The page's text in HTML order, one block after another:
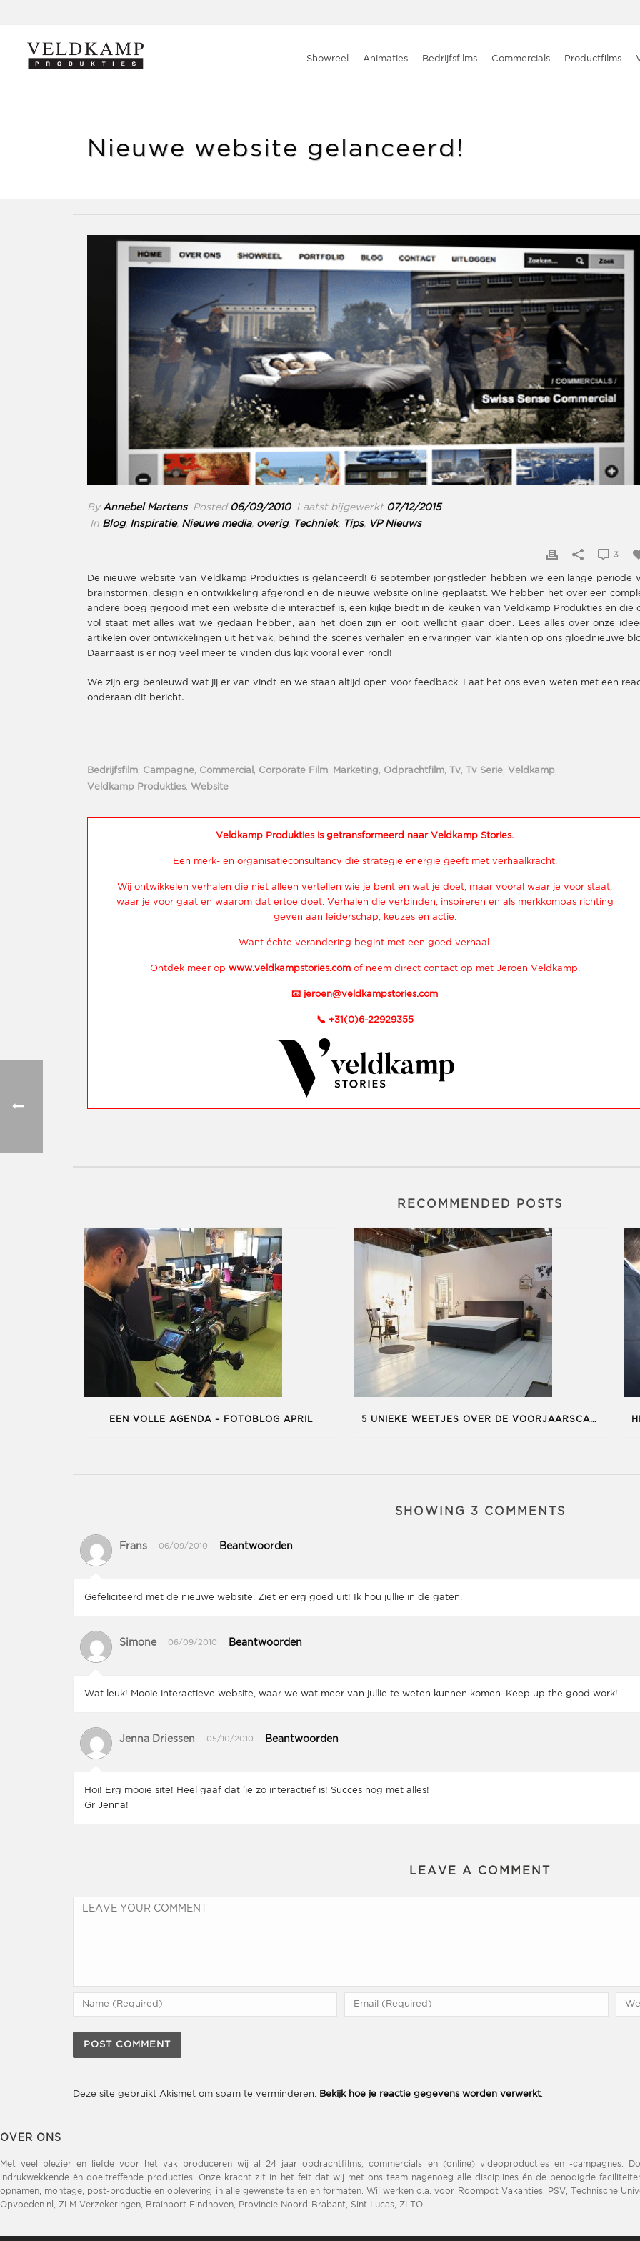
Showreel Animaties Bedrijfsfilms Commercials Productfilms
Nieuwe website gelanceerd!
By Annebel Martens Posted 06/09/2010Laatst bijgewerkt 07/12/2015
In Blog, Inspiratie, Nieuwe media, overig, Techniek, Tips, VP Nieuws
3
De nieuwe website van Veldkamp Produkties is gelanceerd! 6 september jongstleden hebben we een lange periode
brainstormen, design en ontwikkeling afgerond en de nieuwe website online geplaatst. We hebben het over een
andere boeg gegooid met een website die interactief is, een kijkje biedt in de keuken van Veldkamp Produkties en die
vol staat met alles wat we gedaan hebben, aan het doen zijn en ooit wellicht gaan doen. Lees alles over onze
artikelen over ontwikkelingen uit het vak, behind the scenes verhalen en ervaringen van klanten op ons gloednieuwe
Daarnaast is er nog veel meer te vinden dus kijk vooral even rond!
We zijn erg benieuwd wat jij er van vindt en we staan altijd open voor feedback. Laat het ons even weten met een
onderaan dit bericht.
Bedrijfsfilm Campagne Commercial Corporate Film Marketing Odprachtfilm Tv Tv Serie Veldkamp
Veldkamp Produkties Website
Veldkamp Produkties is getransformeerd naar Veldkamp Stories.
Een merk- en organisatieconsultancy die strategie energie geeft met verhaalkracht.
Wij ontwikkelen verhalen die niet alleen vertellen wie je bent en wat je doet, maar vooral waar je voor staat,
waar je voor gaat en waarom dat ertoe doet. Verhalen die verbinden, inspireren en als merkkompas richting
geven aan leiderschap, keuzes en actie.
Want échte verandering begint met een goed verhaal.
Ontdek meer op www.veldkampstories.comof neem direct contact op met Jeroen Veldkamp.
📧 jeroen@veldkampstories.com
📞 +31(0)6-22929355
RECOMMENDED POSTS
EEN VOLLE AGENDA – FOTOBLOG APRIL 5 UNIEKE WEETJES OVER DE VOORJAARSCAMPAGNE VAN SWISS SENSE
SHOWING 3 COMMENTS
Frans 06/09/2010 Beantwoorden
Gefeliciteerd met de nieuwe website. Ziet er erg goed uit! Ik hou jullie in de gaten.
Simone 06/09/2010 Beantwoorden
Wat leuk! Mooie interactieve website, waar we wat meer van jullie te weten kunnen komen. Keep up the good work!
Jenna Driessen 05/10/2010 Beantwoorden
Hoi! Erg mooie site! Heel gaaf dat ‘ie zo interactief is! Succes nog met alles!
Gr Jenna!
LEAVE A COMMENT
Deze site gebruikt Akismet om spam te verminderen. Bekijk hoe je reactie gegevens worden verwerkt.
OVER ONS
Met veel plezier en liefde voor het vak produceren wij al 24 jaar opdrachtfilms, commercials en (online) videoproducties en -campagnes.
indrukwekkende én doeltreffende producties. Onze kracht zit in het feit dat wij met ons team nagenoeg alle disciplines én de benodigde
opnamen, montage, post-productie en oplevering in alle gewenste talen en formaten. Wij werken o.a. voor Roompot Vakanties, PSV, Technische
Opvoeden.nl, ZLM Verzekeringen, Brainport Eindhoven, Provincie Noord-Brabant, Sint Lucas, ZLTO.